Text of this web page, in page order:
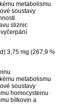
metabolismu
soustavy
sliznic
3,75 mg (267,9 %
metabolismu
soustavy
homocysteinu
bílkovin a